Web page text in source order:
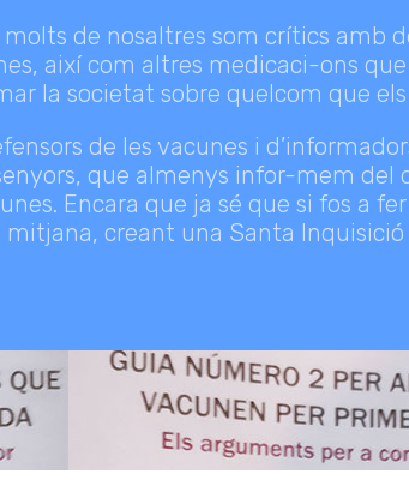
molts de nosaltres som crítics amb
així com altres medicaci-ons
la societat sobre quelcom que
de les vacunes i
que almenys infor-mem del
Encara que ja sé que si fos a
mitjana, creant una Santa